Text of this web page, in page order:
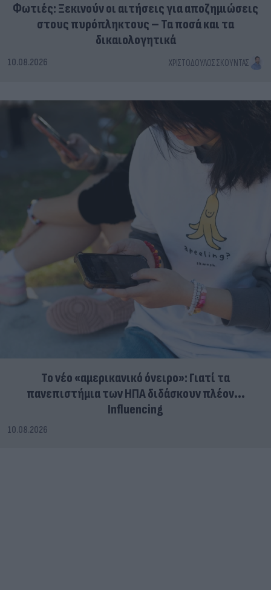
Φωτιές: Ξεκινούν οι αιτήσεις για αποζημιώσεις
στους πυρόπληκτους – Τα ποσά και τα
δικαιολογητικά
10.08.2026 ΧΡΙΣΤΌΔΟΥΛΟΣ ΣΚΟΎΝΤΑΣ
Το νέο «αμερικανικό όνειρο»: Γιατί τα
πανεπιστήμια των ΗΠΑ διδάσκουν πλέον...
Influencing
10.08.2026